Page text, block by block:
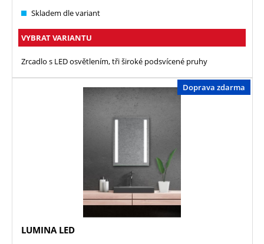
Skladem dle variant
VYBRAT VARIANTU
Zrcadlo s LED osvětlením, tři široké podsvícené pruhy
Doprava zdarma
LUMINA LED